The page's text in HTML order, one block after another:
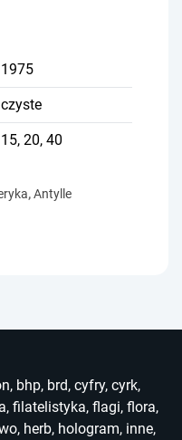
1975
czyste
15, 20, 40
,Antylle
, bhp, brd, cyfry, cyrk,
, filatelistyka, flagi, flora,
, herb, hologram, inne,